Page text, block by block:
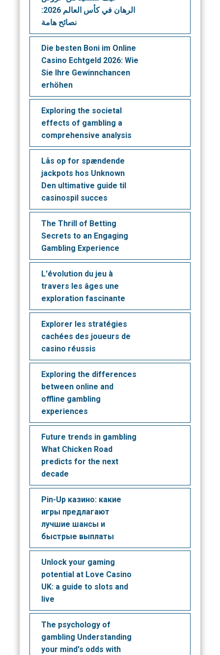
الرهان في كأس العالم 2026:
نصائح هامة
Die besten Boni im Online
Casino Echtgeld 2026: Wie
Sie Ihre Gewinnchancen
erhöhen
Exploring the societal
effects of gambling a
comprehensive analysis
Lås op for spændende
jackpots hos Unknown
Den ultimative guide til
casinospil succes
The Thrill of Betting
Secrets to an Engaging
Gambling Experience
L'évolution du jeu à
travers les âges une
exploration fascinante
Explorer les stratégies
cachées des joueurs de
casino réussis
Exploring the differences
between online and
offline gambling
experiences
Future trends in gambling
What Chicken Road
predicts for the next
decade
Pin-Up казино: какие
игры предлагают
лучшие шансы и
быстрые выплаты
Unlock your gaming
potential at Love Casino
UK: a guide to slots and
live
The psychology of
gambling Understanding
your mind's odds with